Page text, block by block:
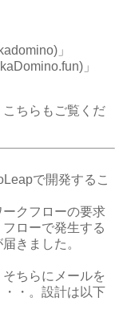
」
」
ちらもご覧くだ
で開発するこ
クフローの要求
ローで発生する
きました。
ちらにメールを
・。設計は以下